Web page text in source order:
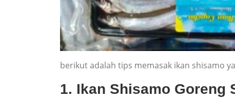
berikut adalah tips memasak ikan shisamo
1. Ikan Shisamo Goreng